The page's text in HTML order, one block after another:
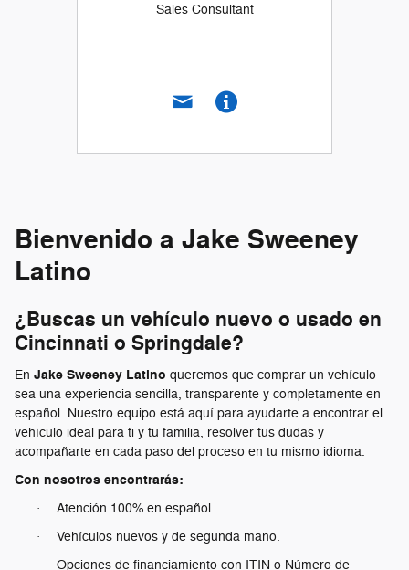
Sales Consultant
Bienvenido a Jake Sweeney
Latino
¿Buscas un vehículo nuevo o usado en
Cincinnati o Springdale?
En Jake Sweeney Latino queremos que comprar un vehículo
sea una experiencia sencilla, transparente y completamente en
español. Nuestro equipo está aquí para ayudarte a encontrar el
vehículo ideal para ti y tu familia, resolver tus dudas y
acompañarte en cada paso del proceso en tu mismo idioma.
Con nosotros encontrarás:
· Atención 100% en español.
· Vehículos nuevos y de segunda mano.
· Opciones de financiamiento con ITIN o Número de